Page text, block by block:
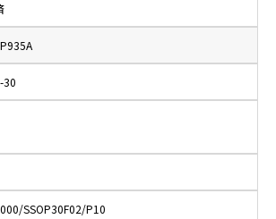
30
SSOP30F02/P10